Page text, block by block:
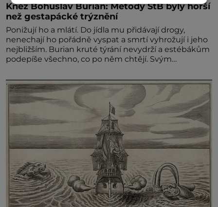
Kněz Bohuslav Burian: Metody StB byly horší
než gestapácké trýznění
Ponižují ho a mlátí. Do jídla mu přidávají drogy,
nenechají ho pořádně vyspat a smrtí vyhrožují i jeho
nejbližším. Burian kruté týrání nevydrží a estébákům
podepíše všechno, co po něm chtějí. Svým
výslechů nikdo nevyvíjel fyzický ani psychický nátlak.
Syn brněnského řezníka chce být knězem a